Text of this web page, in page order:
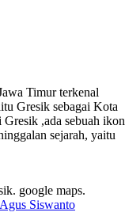
Timur terkenal
Gresik sebagai Kota
,ada sebuah ikon
sejarah, yaitu
google maps.
Siswanto